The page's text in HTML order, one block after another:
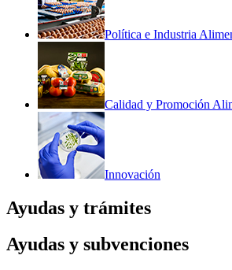
Política e Industria
Calidad y Promoción
Innovación
Ayudas y trámites
Ayudas y subvenciones